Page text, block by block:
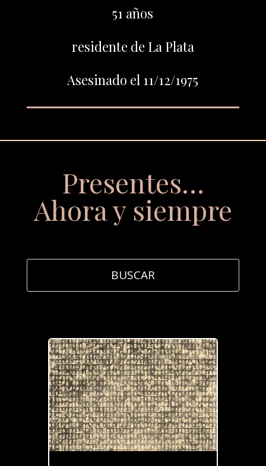
51 años
residente de La Plata
Asesinado el 11/12/1975
Presentes…
Ahora y siempre